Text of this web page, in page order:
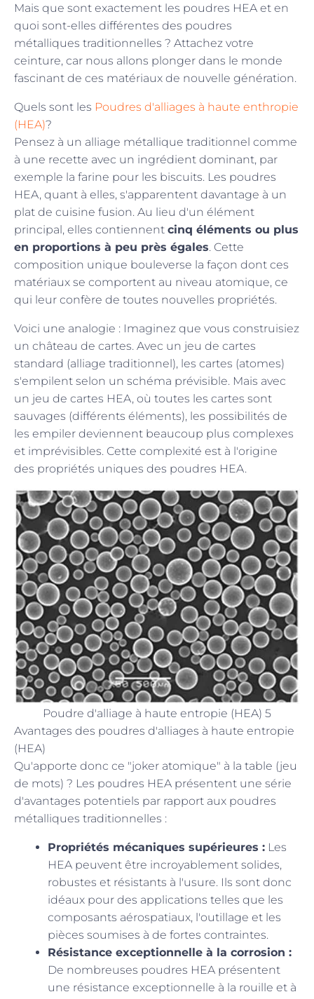
Mais que sont exactement les poudres HEA et en
quoi sont-elles différentes des poudres
métalliques traditionnelles ? Attachez votre
ceinture, car nous allons plonger dans le monde
fascinant de ces matériaux de nouvelle génération.
Quels sont les Poudres d'alliages à haute enthropie
(HEA)?
Pensez à un alliage métallique traditionnel comme
à une recette avec un ingrédient dominant, par
exemple la farine pour les biscuits. Les poudres
HEA, quant à elles, s'apparentent davantage à un
plat de cuisine fusion. Au lieu d'un élément
principal, elles contiennent cinq éléments ou plus
en proportions à peu près égales. Cette
composition unique bouleverse la façon dont ces
matériaux se comportent au niveau atomique, ce
qui leur confère de toutes nouvelles propriétés.
Voici une analogie : Imaginez que vous construisiez
un château de cartes. Avec un jeu de cartes
standard (alliage traditionnel), les cartes (atomes)
s'empilent selon un schéma prévisible. Mais avec
un jeu de cartes HEA, où toutes les cartes sont
sauvages (différents éléments), les possibilités de
les empiler deviennent beaucoup plus complexes
et imprévisibles. Cette complexité est à l'origine
des propriétés uniques des poudres HEA.
Poudre d'alliage à haute entropie (HEA) 5
Avantages des poudres d'alliages à haute entropie
(HEA)
Qu'apporte donc ce "joker atomique" à la table (jeu
de mots) ? Les poudres HEA présentent une série
d'avantages potentiels par rapport aux poudres
métalliques traditionnelles :
Propriétés mécaniques supérieures : Les
HEA peuvent être incroyablement solides,
robustes et résistants à l'usure. Ils sont donc
idéaux pour des applications telles que les
composants aérospatiaux, l'outillage et les
pièces soumises à de fortes contraintes.
Résistance exceptionnelle à la corrosion :
De nombreuses poudres HEA présentent
une résistance exceptionnelle à la rouille et à